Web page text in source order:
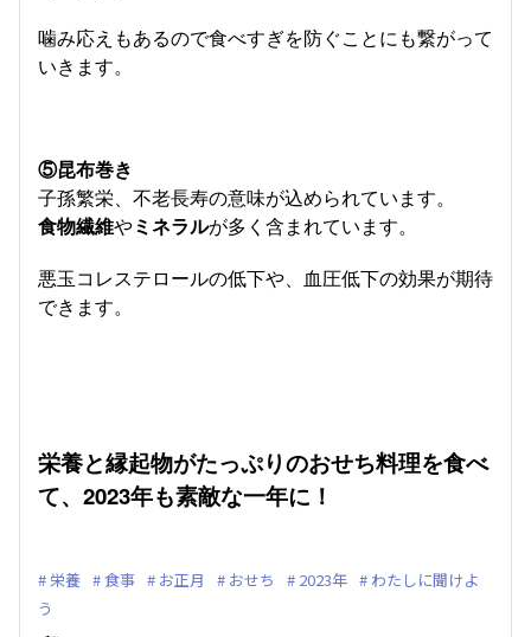
噛み応えもあるので食べすぎを防ぐことにも繋がって
いきます。
⑤昆布巻き
子孫繁栄、不老長寿の意味が込められています。
食物繊維やミネラルが多く含まれています。
悪玉コレステロールの低下や、血圧低下の効果が期待
できます。
栄養と縁起物がたっぷりのおせち料理を食べ
て、2023年も素敵な一年に！
栄養 食事 お正月 おせち 2023年
わたしに聞けよ
う